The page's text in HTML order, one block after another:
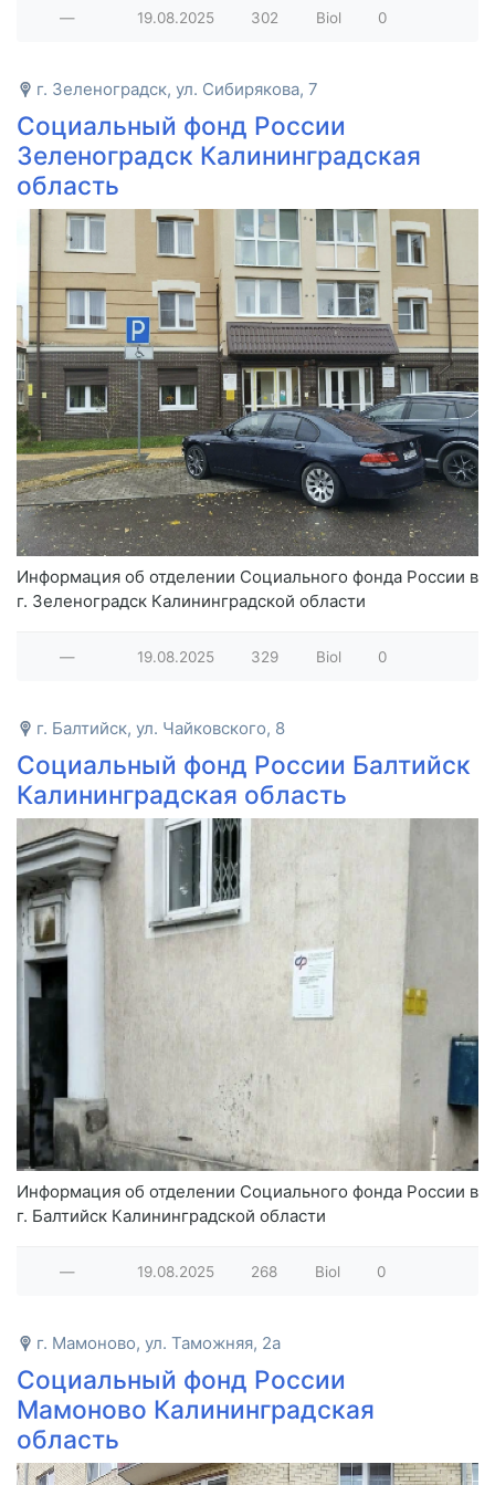
— 19.08.2025 302 Biol 0
г. Зеленоградск, ул. Сибирякова, 7
Социальный фонд России
Зеленоградск Калининградская
область
Информация об отделении Социального фонда России в
г. Зеленоградск Калининградской области
— 19.08.2025 329 Biol 0
г. Балтийск, ул. Чайковского, 8
Социальный фонд России Балтийск
Калининградская область
Информация об отделении Социального фонда России в
г. Балтийск Калининградской области
— 19.08.2025 268 Biol 0
г. Мамоново, ул. Таможняя, 2а
Социальный фонд России
Мамоново Калининградская
область